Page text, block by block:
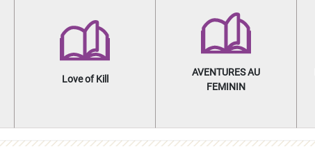
Love of Kill
AVENTURES AU
FEMININ